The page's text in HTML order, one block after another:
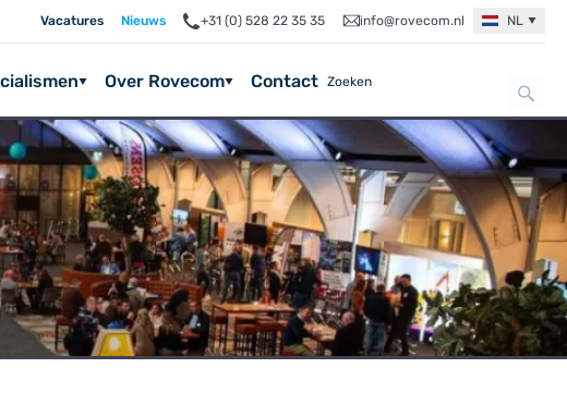
Vacatures Nieuws +31 (0) 528 22 35 35 info@rovecom.nl NL
Over Rovecom Contact